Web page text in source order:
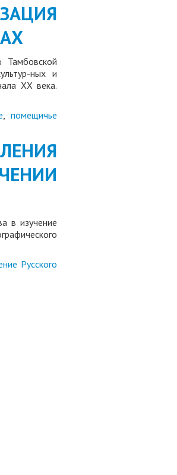
Тамбовской
ных и
ХХ века.
,помещичье
в изучение
Русского